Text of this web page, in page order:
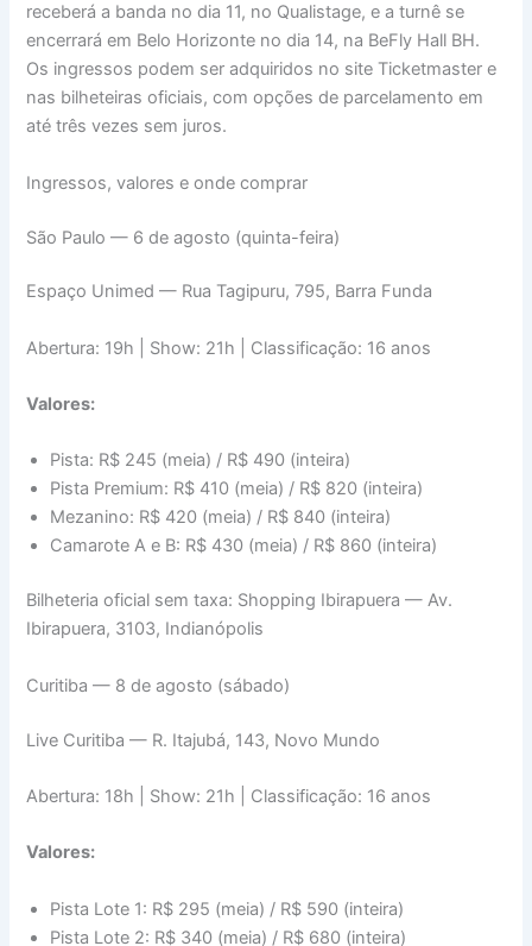
receberá a banda no dia 11, no Qualistage, e a turnê se
encerrará em Belo Horizonte no dia 14, na BeFly Hall BH.
Os ingressos podem ser adquiridos no site Ticketmaster e
nas bilheteiras oficiais, com opções de parcelamento em
até três vezes sem juros.
Ingressos, valores e onde comprar
São Paulo — 6 de agosto (quinta-feira)
Espaço Unimed — Rua Tagipuru, 795, Barra Funda
Abertura: 19h | Show: 21h | Classificação: 16 anos
Valores:
Pista: R$ 245 (meia) / R$ 490 (inteira)
Pista Premium: R$ 410 (meia) / R$ 820 (inteira)
Mezanino: R$ 420 (meia) / R$ 840 (inteira)
Camarote A e B: R$ 430 (meia) / R$ 860 (inteira)
Bilheteria oficial sem taxa: Shopping Ibirapuera — Av.
Ibirapuera, 3103, Indianópolis
Curitiba — 8 de agosto (sábado)
Live Curitiba — R. Itajubá, 143, Novo Mundo
Abertura: 18h | Show: 21h | Classificação: 16 anos
Valores:
Pista Lote 1: R$ 295 (meia) / R$ 590 (inteira)
Pista Lote 2: R$ 340 (meia) / R$ 680 (inteira)